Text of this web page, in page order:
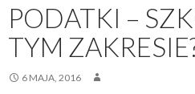
PODATKI –
TYM
6 MAJA, 2016